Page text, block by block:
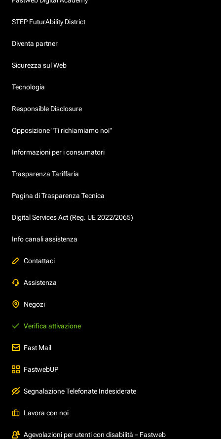
STEP FuturAbility District
Diventa partner
Sicurezza sul Web
Tecnologia
Responsible Disclosure
Opposizione "Ti richiamiamo noi"
Informazioni per i consumatori
Trasparenza Tariffaria
Pagina di Trasparenza Tecnica
Digital Services Act (Reg. UE 2022/2065)
Info canali assistenza
Contattaci
Assistenza
Negozi
Verifica attivazione
Fast Mail
FastwebUP
Segnalazione Telefonate Indesiderate
Lavora con noi
Agevolazioni per utenti con disabilità – Fastweb